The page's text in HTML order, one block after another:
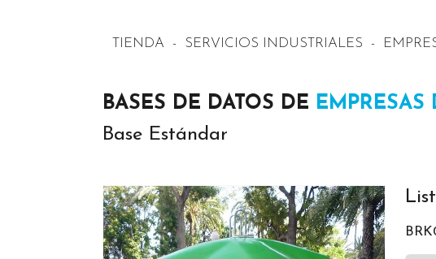
TIENDA - SERVICIOS INDUSTRIALES -
BASES DE DATOS DE EMPRESAS
Base Estándar